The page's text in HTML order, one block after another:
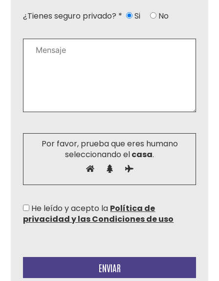
¿Tienes seguro privado? * Si No
Por favor, prueba que eres humano
seleccionando elcasa.
He leído y acepto la Política de
privacidad y las Condiciones de uso
favor,
este